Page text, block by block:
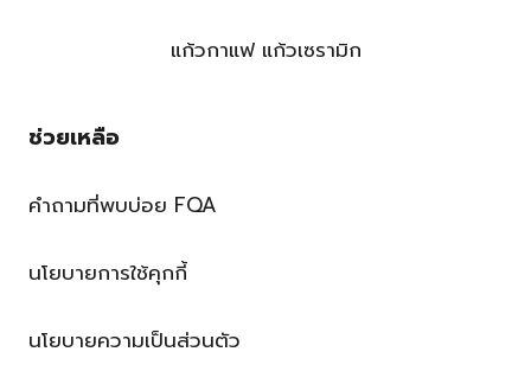
แก้วกาแฟ แก้วเซรามิก
ช่วยเหลือ
คำถามที่พบบ่อย FQA
นโยบายการใช้คุกกี้
นโยบายความเป็นส่วนตัว